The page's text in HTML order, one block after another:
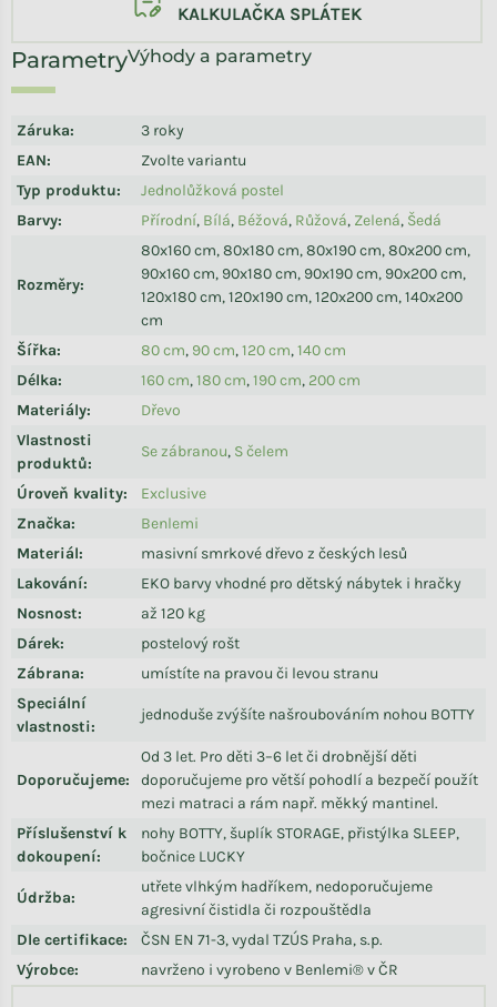
Výhody a parametry
Záruka:
3 roky
EAN:
Zvolte variantu
Typ produktu:
Jednolůžková postel
Barvy: Přírodní, Bílá, Béžová, Růžová, Zelená, Šedá
Rozměry:
80x160 cm, 80x180 cm, 80x190 cm, 80x200 cm,
90x160 cm, 90x180 cm, 90x190 cm, 90x200 cm,
120x180 cm, 120x190 cm, 120x200 cm, 140x200
cm
Šířka: 80 cm, 90 cm,120 cm,140 cm
Délka: 160 cm,180 cm,190 cm, 200 cm
Materiály:
Dřevo
Vlastnosti
produktů:
Se zábranou, S čelem
Úroveň kvality:
Exclusive
Značka:
Benlemi
Materiál:
masivní smrkové dřevo z českých lesů
Lakování:
EKO barvy vhodné pro dětský nábytek i hračky
Nosnost:
až 120 kg
Dárek:
postelový rošt
Zábrana:
umístíte na pravou či levou stranu
Speciální
vlastnosti:
jednoduše zvýšíte našroubováním nohou BOTTY
Doporučujeme:
Od 3 let. Pro děti 3–6 let či drobnější děti
doporučujeme pro větší pohodlí a bezpečí použít
mezi matraci a rám např. měkký mantinel.
Příslušenství k
dokoupení:
nohy BOTTY, šuplík STORAGE, přistýlka SLEEP,
bočnice LUCKY
Údržba:
utřete vlhkým hadříkem, nedoporučujeme
agresivní čistidla či rozpouštědla
Dle certifikace:
ČSN EN 71-3, vydal TZÚS Praha, s.p.
Výrobce: navrženo i vyrobeno v Benlemi® v ČR
KALKULAČKA SPLÁTEK